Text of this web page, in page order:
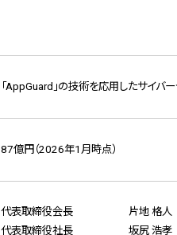
「AppGuard」の技術を応用したサイバ
87億円（2026年1月時点）
代表取締役会長
代表取締役社長
片地 格人
坂尻 浩孝